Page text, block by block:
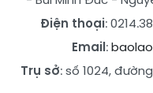
Điện thoại:
Email:
Trụ sở: số 1024,